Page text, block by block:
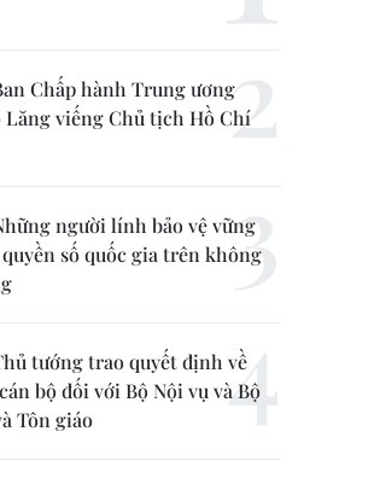
Chấp hành Trung ương
Lăng viếng Chủ tịch Hồ Chí
người lính bảo vệ vững
số quốc gia trên không
tướng trao quyết định về
bộ đối với Bộ Nội vụ và Bộ
Tôn giáo